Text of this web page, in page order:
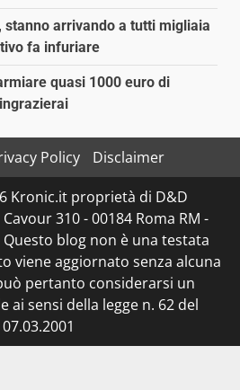
arrivando a tutti migliaia
fa infuriare
quasi 1000 euro di
Policy
Disclaimer
Kronic.it proprietà di D&D
310 - 00184 Roma RM -
Questo blog non è una testata
viene aggiornato senza alcuna
pertanto considerarsi un
sensi della legge n. 62 del
07.03.2001